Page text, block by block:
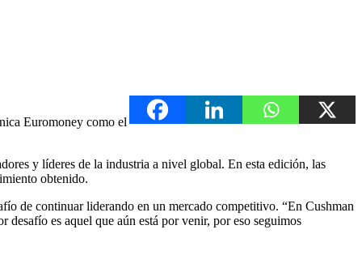
Euromoney como el
y líderes de la industria a nivel global. En esta edición, las
obtenido.
de continuar liderando en un mercado competitivo. “En Cushman
desafío es aquel que aún está por venir, por eso seguimos